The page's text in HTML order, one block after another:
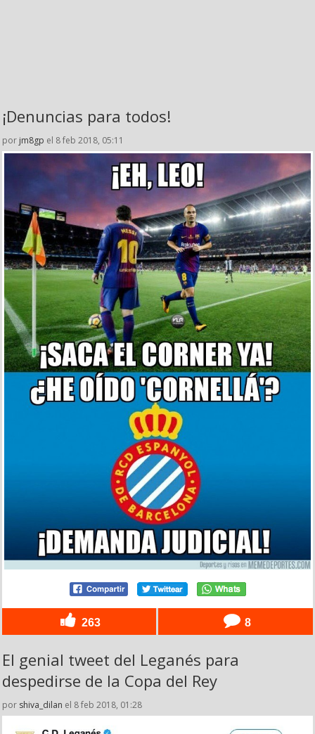
¡Denuncias para todos!
por jm8gp el 8 feb 2018, 05:11
263 8
El genial tweet del Leganés para
despedirse de la Copa del Rey
por shiva_dilan el 8 feb 2018, 01:28